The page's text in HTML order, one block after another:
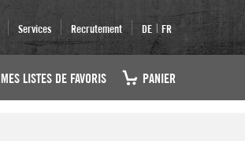
Services Recrutement DE | FR
MES LISTES DE FAVORIS PANIER